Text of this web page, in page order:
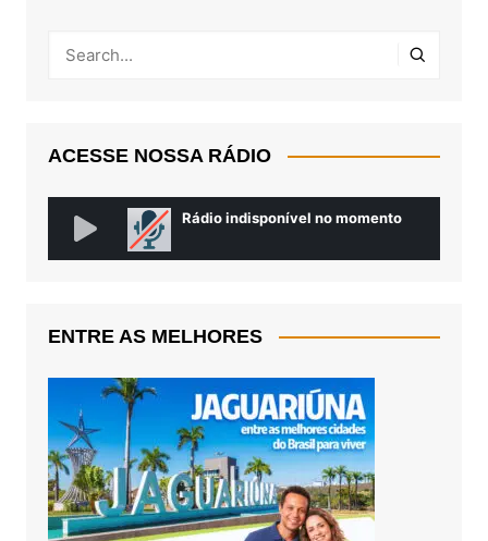
ACESSE NOSSA RÁDIO
ENTRE AS MELHORES